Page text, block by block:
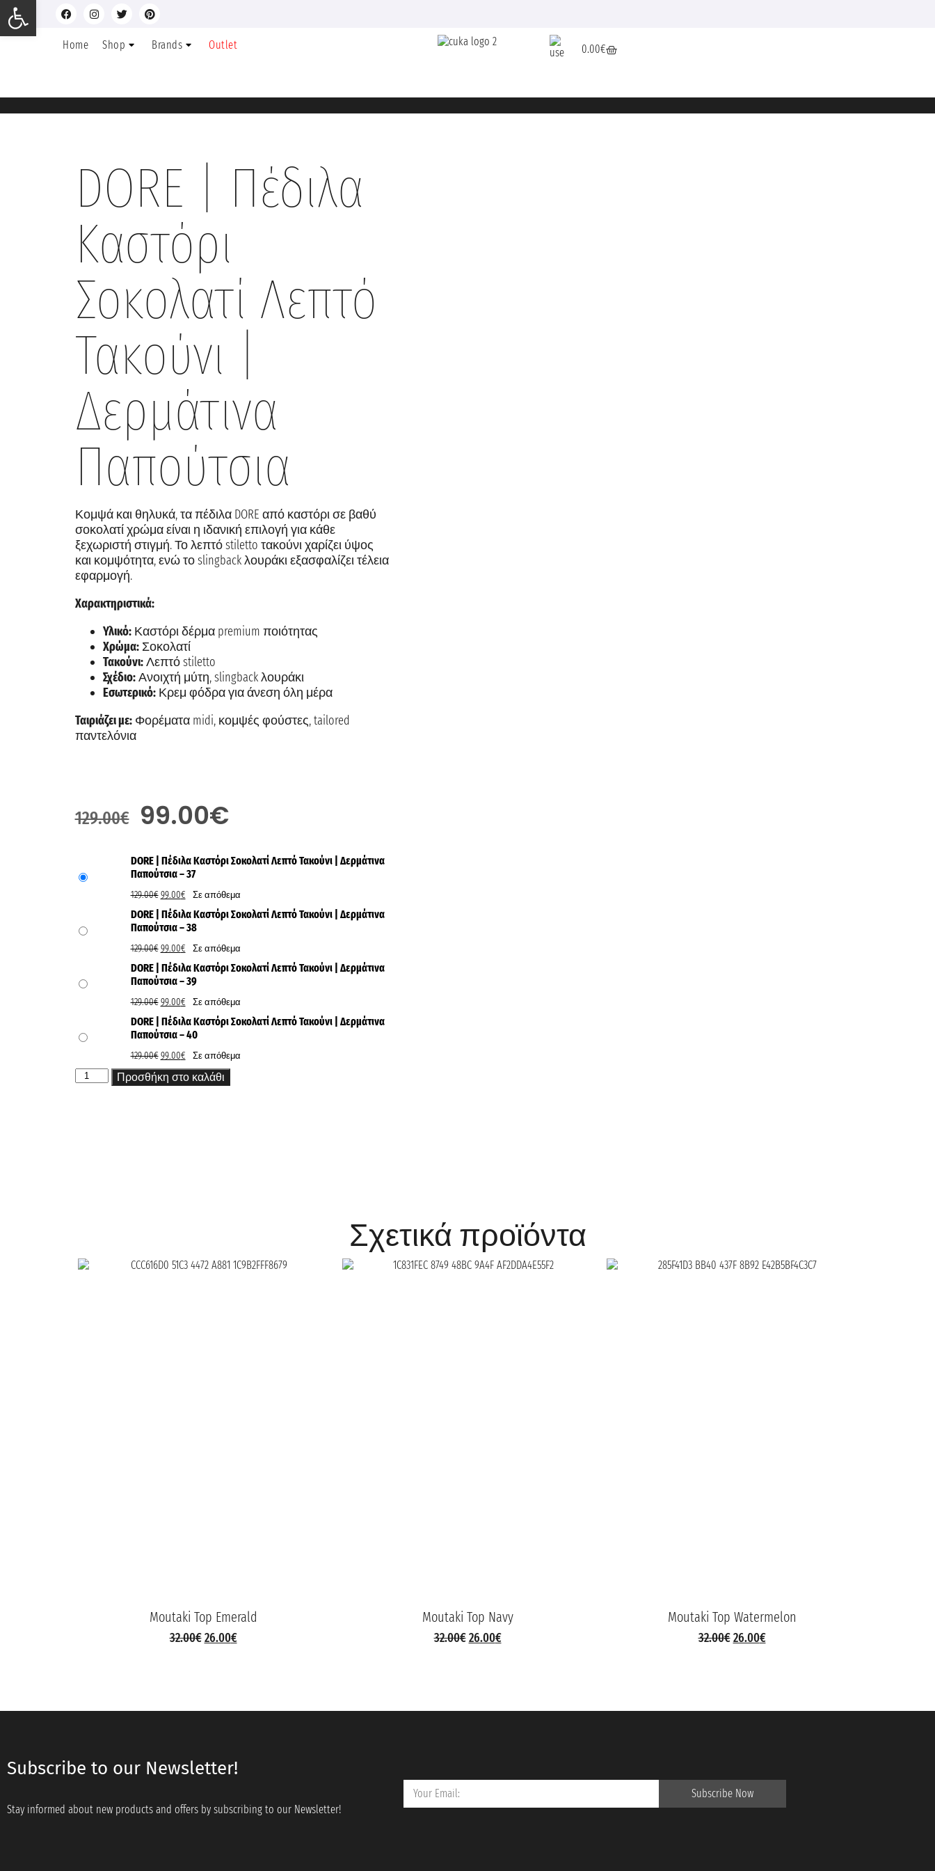
Home Shop Brands Outlet 0.00€
DORE | Πέδιλα
Καστόρι
Σοκολατί Λεπτό
Τακούνι |
Δερμάτινα
Παπούτσια
Κομψά και θηλυκά, τα πέδιλα DORE από καστόρι σε βαθύ
σοκολατί χρώμα είναι η ιδανική επιλογή για κάθε
ξεχωριστή στιγμή. Το λεπτό stiletto τακούνι χαρίζει ύψος
και κομψότητα, ενώ το slingback λουράκι εξασφαλίζει τέλεια
εφαρμογή.
Χαρακτηριστικά:
Υλικό:Καστόρι δέρμα premium ποιότητας
Χρώμα:Σοκολατί
Τακούνι:Λεπτό stiletto
Σχέδιο:Ανοιχτή μύτη, slingback λουράκι
Εσωτερικό:Κρεμ φόδρα για άνεση όλη μέρα
Ταιριάζει με:Φορέματα midi, κομψές φούστες, tailored
παντελόνια
129.00€ 99.00€
DORE | Πέδιλα Καστόρι Σοκολατί Λεπτό Τακούνι | Δερμάτινα
Παπούτσια – 37
129.00€ 99.00€ Σε απόθεμα
DORE | Πέδιλα Καστόρι Σοκολατί Λεπτό Τακούνι | Δερμάτινα
Παπούτσια – 38
129.00€ 99.00€ Σε απόθεμα
DORE | Πέδιλα Καστόρι Σοκολατί Λεπτό Τακούνι | Δερμάτινα
Παπούτσια – 39
129.00€ 99.00€ Σε απόθεμα
DORE | Πέδιλα Καστόρι Σοκολατί Λεπτό Τακούνι | Δερμάτινα
Παπούτσια – 40
129.00€ 99.00€ Σε απόθεμα
Προσθήκη στο καλάθι
Σχετικά προϊόντα
Moutaki Top Emerald
32.00€ 26.00€
Moutaki Top Navy
32.00€ 26.00€
Moutaki Top Watermelon
32.00€ 26.00€
Subscribe to our Newsletter!
Stay informed about new products and offers by subscribing to our Newsletter!
Subscribe Now
Ανοίξτε τη γραμμή εργαλείων